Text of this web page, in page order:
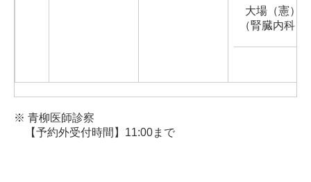
大場（憲）
（腎臓内科）
※ 青柳医師診察
【予約外受付時間】11:00まで